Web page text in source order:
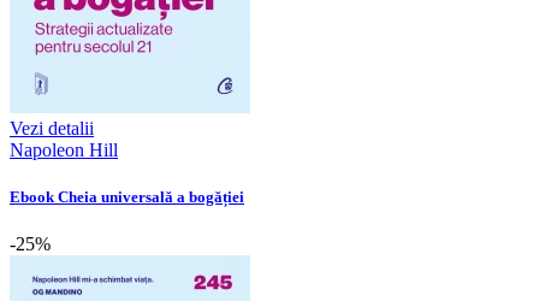
Vezi detalii
Napoleon Hill
Ebook Cheia universală a bogăției
-25%